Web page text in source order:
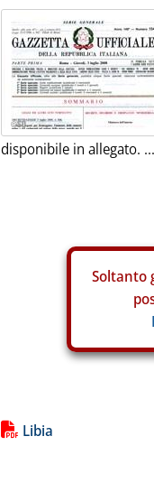
disponibile in allegato. ...
Soltanto
Lista allegati PDF
Libia